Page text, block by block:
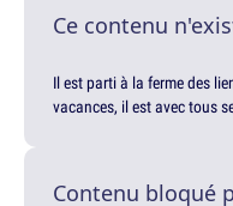
Ce contenu
Il est parti à la ferme des
vacances, il est avec tous
Contenu bloqué